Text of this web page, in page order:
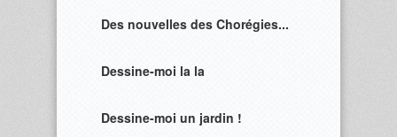
Des nouvelles des Chorégies...
Dessine-moi la la
Dessine-moi un jardin !